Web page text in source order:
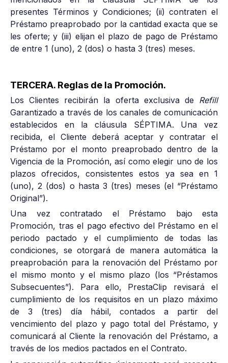
presentes Términos y Condiciones; (ii) contraten el
Préstamo preaprobado por la cantidad exacta que se
les oferte; y (iii) elijan el plazo de pago de Préstamo
de entre 1 (uno), 2 (dos) o hasta 3 (tres) meses.
TERCERA. Reglas de la Promoción.
Los Clientes recibirán la oferta exclusiva de Refill
Garantizado a través de los canales de comunicación
establecidos en la cláusula SÉPTIMA. Una vez
recibida, el Cliente deberá aceptar y contratar el
Préstamo por el monto preaprobado dentro de la
Vigencia de la Promoción, así como elegir uno de los
plazos ofrecidos, consistentes estos ya sea en 1
(uno), 2 (dos) o hasta 3 (tres) meses (el “Préstamo
Original”).
Una vez contratado el Préstamo bajo esta
Promoción, tras el pago efectivo del Préstamo en el
periodo pactado y el cumplimiento de todas las
condiciones, se otorgará de manera automática la
preaprobación para la renovación del Préstamo por
el mismo monto y el mismo plazo (los “Préstamos
Subsecuentes”). Para ello, PrestaClip revisará el
cumplimiento de los requisitos en un plazo máximo
de 3 (tres) día hábil, contados a partir del
vencimiento del plazo y pago total del Préstamo, y
comunicará al Cliente la renovación del Préstamo, a
través de los medios pactados en el Contrato.